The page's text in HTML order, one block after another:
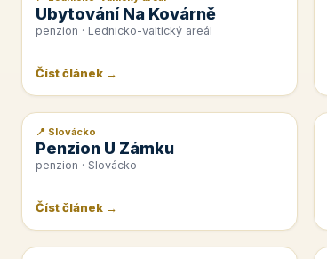
Ubytování Na Kovárně
penzion · Lednicko-valtický areál
Číst článek →
📰 PR článek
📍 Slovácko
Penzion U Zámku
penzion · Slovácko
Číst článek →